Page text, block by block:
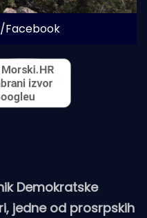
Facebook
Demokratske
jedne od prosrpskih